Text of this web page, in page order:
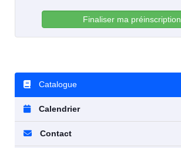
Finaliser ma préinscription
Catalogue
Calendrier
Contact